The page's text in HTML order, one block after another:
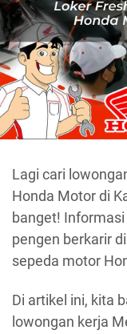
Lagi cari
Honda Motor di
banget!
pengen berkarir
sepeda motor
Di artikel ini, kita
lowongan kerja